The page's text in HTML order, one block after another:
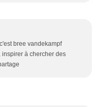
bree vandekampf
à chercher des